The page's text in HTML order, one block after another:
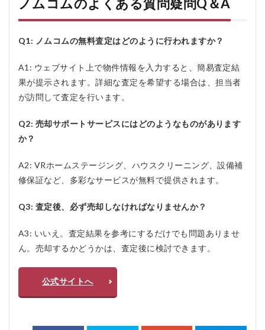
ノムコムのよくある質問疑問Q＆A
Q1: ノムコムの無料査定はどのように行われますか？
A1: ウェブサイト上で物件情報を入力すると、簡易査定結
果が提示されます。詳細な査定を希望する場合は、担当者
が訪問して査定を行います。
Q2: 売却サポートサービスにはどのようなものがあります
か？
A2: VRホームステージング、ハウスクリーニング、設備補
修保証など、多彩なサービスが無料で提供されます。
Q3: 査定後、必ず売却しなければなりませんか？
A3: いいえ。査定結果を参考にするだけでも問題ありませ
ん。売却するかどうかは、査定後に検討できます。
公式サイトへ